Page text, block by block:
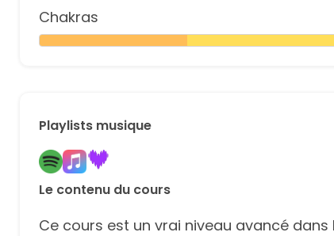
Chakras
Playlists musique
Le contenu du cours
Ce cours est un vrai niveau avancé